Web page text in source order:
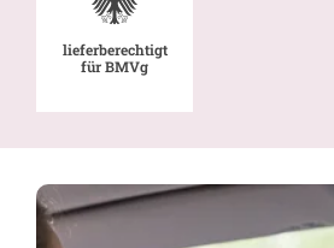
lieferberechtigt
für BMVg